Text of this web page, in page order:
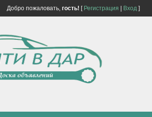
Добро пожаловать, гость! [ Регистрация Вход]